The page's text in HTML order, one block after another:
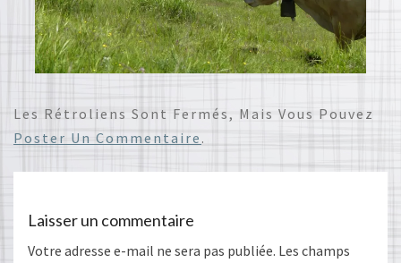
Les Rétroliens Sont Fermés, Mais Vous Pouvez
Poster Un Commentaire .
Laisser un commentaire
Votre adresse e-mail ne sera pas publiée. Les champs